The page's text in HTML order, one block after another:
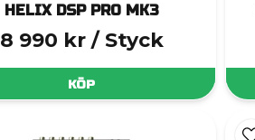
HELIX DSP PRO MK3
8 990 kr / Styck
KÖP